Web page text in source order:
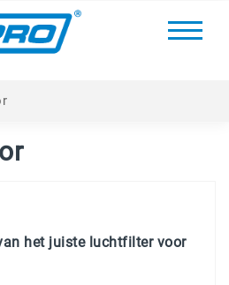
het juiste luchtfilter voor